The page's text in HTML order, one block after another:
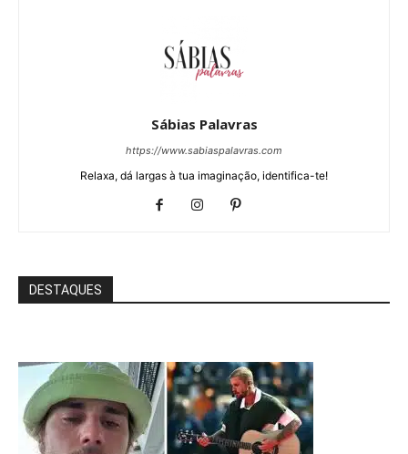
Sábias Palavras
https://www.sabiaspalavras.com
Relaxa, dá largas à tua imaginação, identifica-te!
DESTAQUES